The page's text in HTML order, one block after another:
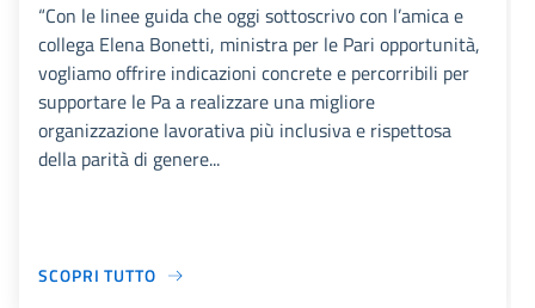
“Con le linee guida che oggi sottoscrivo con l’amica e
collega Elena Bonetti, ministra per le Pari opportunità,
vogliamo offrire indicazioni concrete e percorribili per
supportare le Pa a realizzare una migliore
organizzazione lavorativa più inclusiva e rispettosa
della parità di genere...
SCOPRI TUTTO